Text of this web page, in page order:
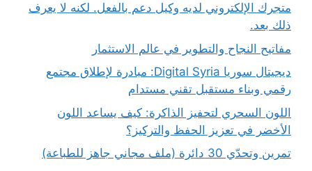
متجرك الإلكتروني لديه وكيل دعم بالفعل. لكنه لا يعرف
ذلك بعد.
مفاتيح النجاح والتطوير في عالم الاستثمار
ديجيتال سوريا Digital Syria: مبادرة لإطلاق مجتمع
رقمي وبناء مستقبل تقني مستدام
اللون السحري لتحفيز الذاكرة: كيف يساعد اللون
الأخضر في تعزيز الحفظ والتركيز؟
تمرين وتحدّي 30 دائرة (ملف مجاني جاهز للطباعة)